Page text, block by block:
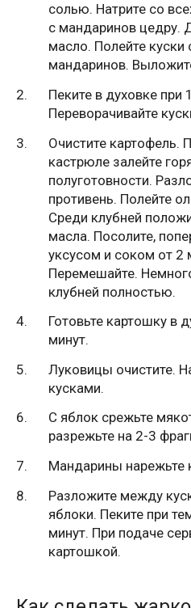
солью. Натрите со
с мандаринов цедру.
масло. Полейте
мандаринов.
Пеките в духовке
Переворачивайте
Очистите картофель.
кастрюле залейте
полуготовности.
противень. Полейте
Среди клубней
масла. Посолите,
уксусом и соком от 2
Перемешайте.
клубней полностью.
Готовьте картошку в
минут.
Луковицы очистите.
кусками.
С яблок срежьте
разрежьте на 2-3
Мандарины нарежьте
Разложите между
яблоки. Пеките при
минут. При подаче
картошкой.